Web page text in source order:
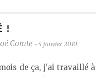
!
Comte - 4 janvier 2010
de ça, j'ai travaillé à